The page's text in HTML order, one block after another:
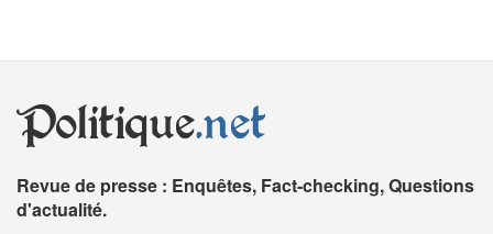
Politique.net
Revue de presse : Enquêtes, Fact-checking, Questions
d'actualité.